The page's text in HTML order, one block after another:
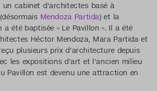
cabinet d'architectes basé à
Mendoza Partida) et la
a été baptisée « Le Pavillon ». Il a été
Héctor Mendoza, Mara Partida et
plusieurs prix d'architecture depuis
les expositions d'art et l'ancien milieu
Pavillon est devenu une attraction en